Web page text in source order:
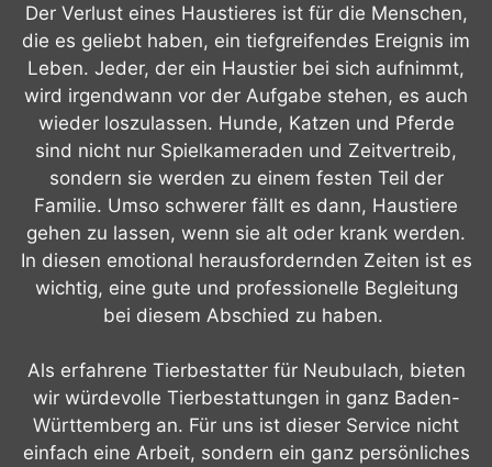
Der Verlust eines Haustieres ist für die Menschen,
die es geliebt haben, ein tiefgreifendes Ereignis im
Leben. Jeder, der ein Haustier bei sich aufnimmt,
wird irgendwann vor der Aufgabe stehen, es auch
wieder loszulassen. Hunde, Katzen und Pferde
sind nicht nur Spielkameraden und Zeitvertreib,
sondern sie werden zu einem festen Teil der
Familie. Umso schwerer fällt es dann, Haustiere
gehen zu lassen, wenn sie alt oder krank werden.
In diesen emotional herausfordernden Zeiten ist es
wichtig, eine gute und professionelle Begleitung
bei diesem Abschied zu haben.
Als erfahrene Tierbestatter für Neubulach, bieten
wir würdevolle Tierbestattungen in ganz Baden-
Württemberg an. Für uns ist dieser Service nicht
einfach eine Arbeit, sondern ein ganz persönliches